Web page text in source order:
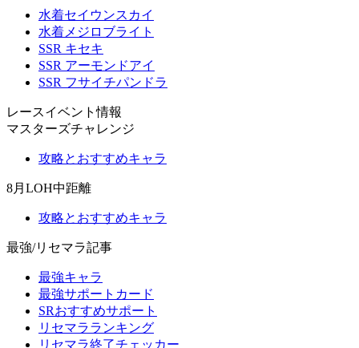
水着セイウンスカイ
水着メジロブライト
SSR キセキ
SSR アーモンドアイ
SSR フサイチパンドラ
レースイベント情報
マスターズチャレンジ
攻略とおすすめキャラ
8月LOH中距離
攻略とおすすめキャラ
最強/リセマラ記事
最強キャラ
最強サポートカード
SRおすすめサポート
リセマラランキング
リセマラ終了チェッカー